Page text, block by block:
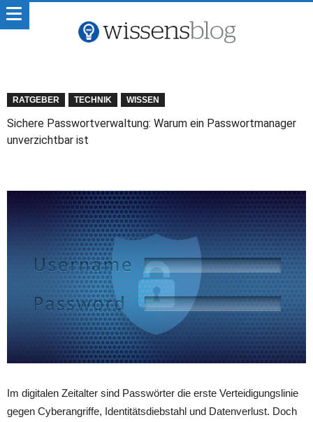
RATGEBER TECHNIK WISSEN
Sichere Passwortverwaltung: Warum ein Passwortmanager
unverzichtbar ist
Im digitalen Zeitalter sind Passwörter die erste Verteidigungslinie
gegen Cyberangriffe, Identitätsdiebstahl und Datenverlust. Doch